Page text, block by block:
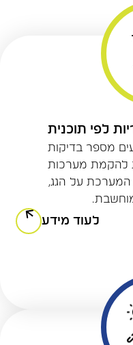
לפי תוכנית
מספר בדיקות
להקמת מערכות
המערכת על הגג,
לעוד מידע